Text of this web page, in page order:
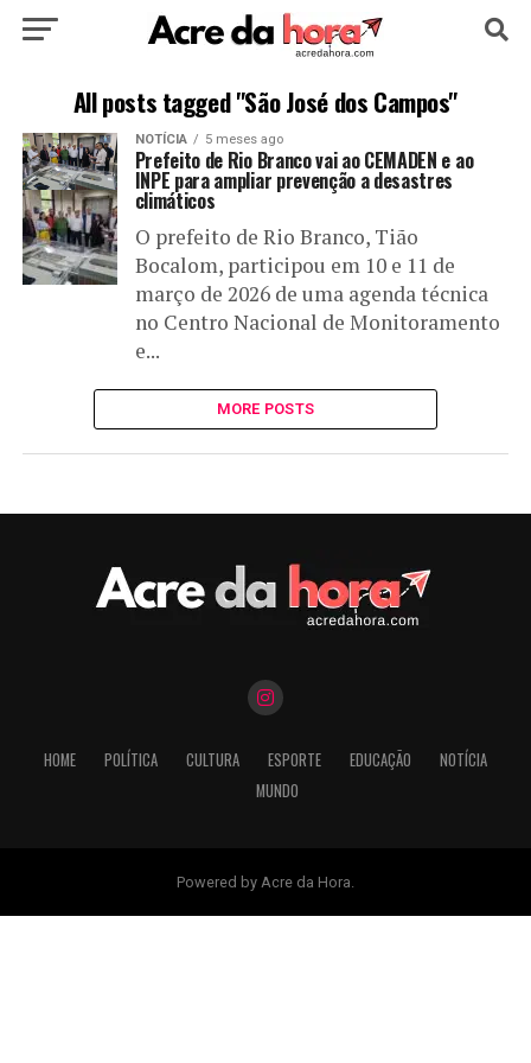
HOME POLÍTICA CULTURA ESPORTE
EDUCAÇÃO NOTÍCIA MUNDO
All posts tagged "São José dos Campos"
NOTÍCIA 5 meses ago
Prefeito de Rio Branco vai ao CEMADEN e ao
INPE para ampliar prevenção a desastres
climáticos
O prefeito de Rio Branco, Tião
Bocalom, participou em 10 e 11 de
março de 2026 de uma agenda técnica
no Centro Nacional de Monitoramento
e...
MORE POSTS
HOME POLÍTICA CULTURA ESPORTE EDUCAÇÃO
NOTÍCIA
MUNDO
Powered by Acre da Hora.